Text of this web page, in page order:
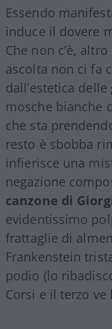
Essendo
induce il dovere
Che non c’è,
ascolta non ci fa
dall’estetica
mosche bianche
che sta
resto è sbobba
infierisce una
negazione
canzone di
evidentissimo
frattaglie di
Frankenstein
podio (lo
Corsi e il terzo ve